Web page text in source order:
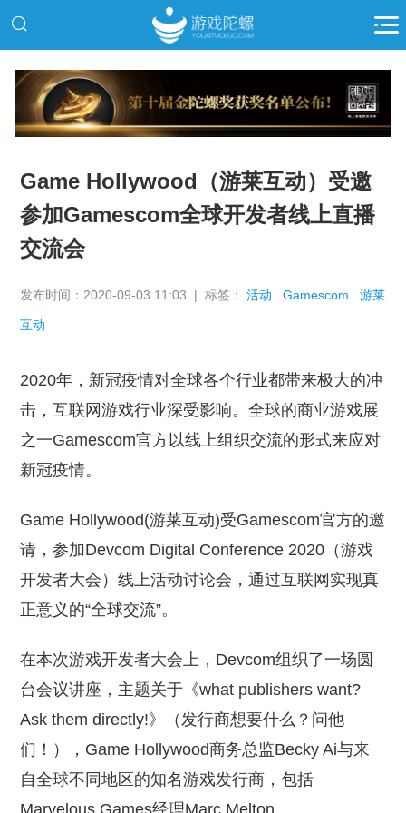
推广
Game Hollywood（游莱互动）受邀
参加Gamescom全球开发者线上直播
交流会
发布时间：2020-09-03 11:03 | 标签：活动 Gamescom 游莱
互动
2020年，新冠疫情对全球各个行业都带来极大的冲
击，互联网游戏行业深受影响。全球的商业游戏展
之一Gamescom官方以线上组织交流的形式来应对
新冠疫情。
Game Hollywood(游莱互动)受Gamescom官方的邀
请，参加Devcom Digital Conference 2020（游戏
开发者大会）线上活动讨论会，通过互联网实现真
正意义的“全球交流”。
在本次游戏开发者大会上，Devcom组织了一场圆
台会议讲座，主题关于《what publishers want?
Ask them directly!》（发行商想要什么？问他
们！），Game Hollywood商务总监Becky Ai与来
自全球不同地区的知名游戏发行商，包括